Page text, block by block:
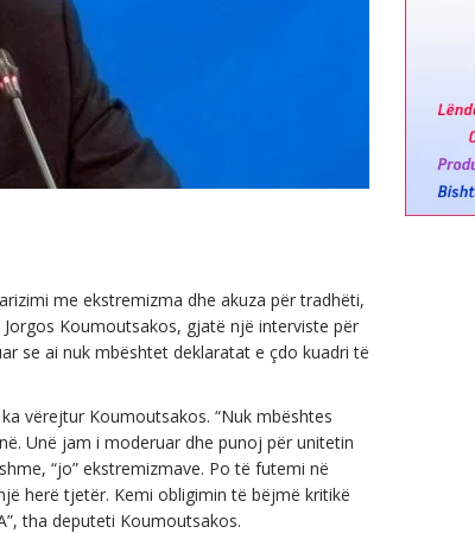
me ekstremizma dhe akuza për tradhëti,
Koumoutsakos, gjatë një interviste për
se ai nuk mbështet deklaratat e çdo kuadri të
vërejtur Koumoutsakos. “Nuk mbështes
Unë jam i moderuar dhe punoj për unitetin
“jo” ekstremizmave. Po të futemi në
herë tjetër. Kemi obligimin të bëjmë kritikë
tha deputeti Koumoutsakos.